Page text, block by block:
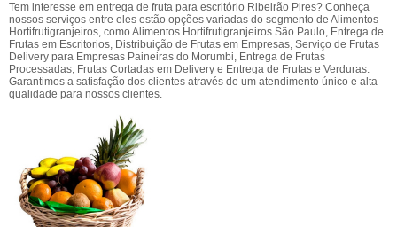
Tem interesse em entrega de fruta para escritório Ribeirão Pires? Conheça
nossos serviços entre eles estão opções variadas do segmento de Alimentos
Hortifrutigranjeiros, como Alimentos Hortifrutigranjeiros São Paulo, Entrega de
Frutas em Escritorios, Distribuição de Frutas em Empresas, Serviço de Frutas
Delivery para Empresas Paineiras do Morumbi, Entrega de Frutas
Processadas, Frutas Cortadas em Delivery e Entrega de Frutas e Verduras.
Garantimos a satisfação dos clientes através de um atendimento único e alta
qualidade para nossos clientes.